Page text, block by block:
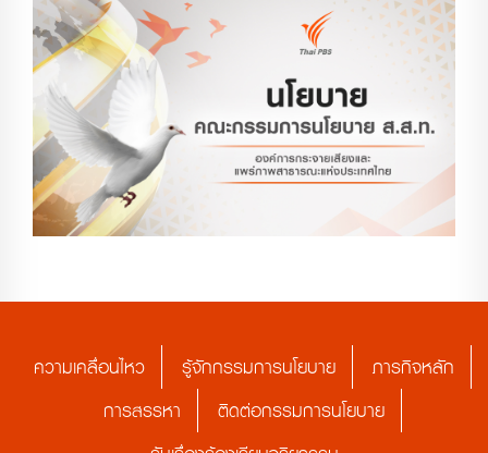
ความเคลื่อนไหว รู้จักกรรมการนโยบาย
ภารกิจหลัก
การสรรหา
ติดต่อกรรมการนโยบาย